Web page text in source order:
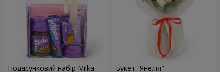
Подарунковий набір Milka Букет "Янелія"